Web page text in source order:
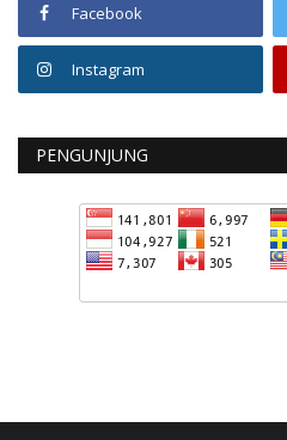
Facebook
Instagram
PENGUNJUNG